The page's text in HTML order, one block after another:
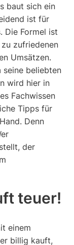
baut sich ein
ist für
Die Formel ist
zufriedenen
Umsätzen.
seine beliebten
wird hier in
Fachwissen
Tipps für
Denn
der
teuer!
einem
billig kauft,